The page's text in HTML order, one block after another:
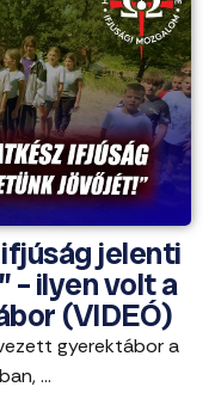
jelenti
– ilyen volt a
(VIDEÓ)
gyerektábor a
...